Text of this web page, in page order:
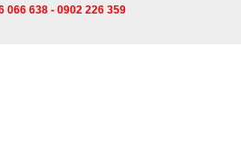
066 638 - 0902 226 359